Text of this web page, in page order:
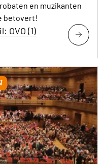
en muzikanten
betovert!
OVO (1)